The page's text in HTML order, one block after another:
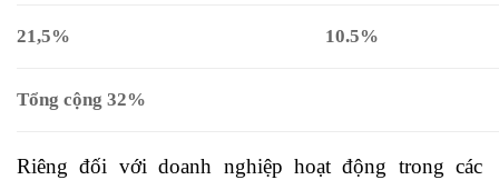
21,5% 10.5%
Tổng cộng 32%
Riêng đối với doanh nghiệp hoạt động trong các